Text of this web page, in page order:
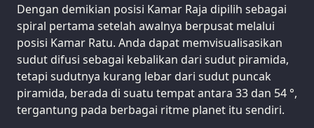
Dengan demikian posisi Kamar Raja dipilih sebagai
spiral pertama setelah awalnya berpusat melalui
posisi Kamar Ratu. Anda dapat memvisualisasikan
sudut difusi sebagai kebalikan dari sudut piramida,
tetapi sudutnya kurang lebar dari sudut puncak
piramida, berada di suatu tempat antara 33 dan 54 °,
tergantung pada berbagai ritme planet itu sendiri.